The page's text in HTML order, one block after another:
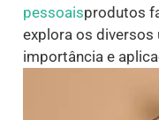
pessoaisprodutos
explora os diversos
importância e